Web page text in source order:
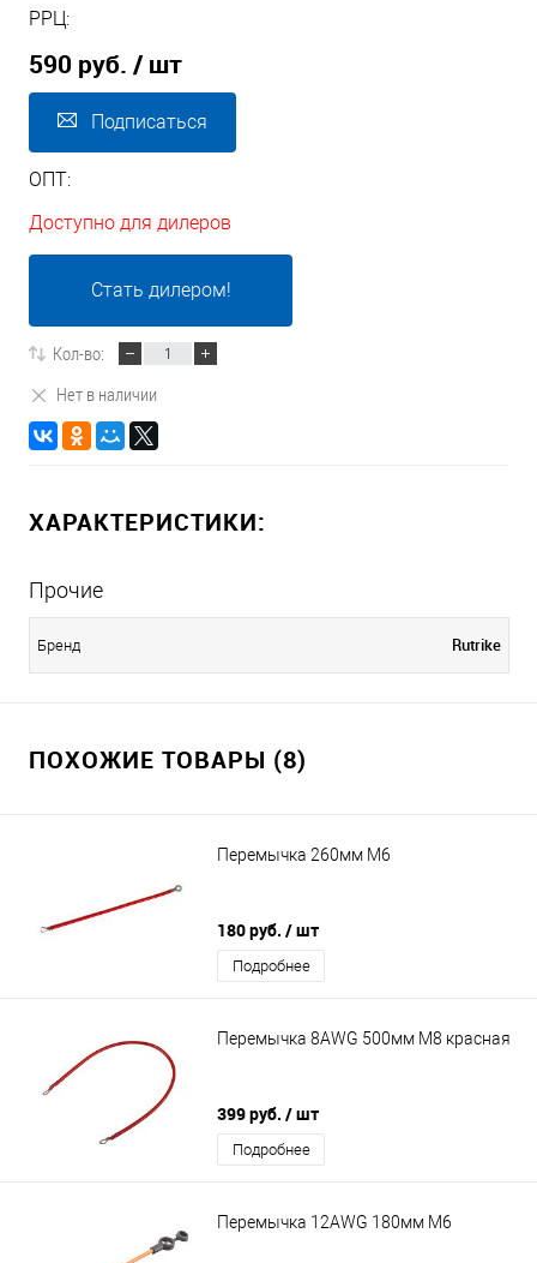
РРЦ:
590 руб. / шт
Подписаться
ОПТ:
Доступно для дилеров
Стать дилером!
Кол-во:
Нет в наличии
ХАРАКТЕРИСТИКИ:
Прочие
Бренд Rutrike
ПОХОЖИЕ ТОВАРЫ (8)
Перемычка 260мм М6
180 руб. / шт
Подробнее
Перемычка 8AWG 500мм M8 красная
399 руб. / шт
Подробнее
Перемычка 12AWG 180мм M6